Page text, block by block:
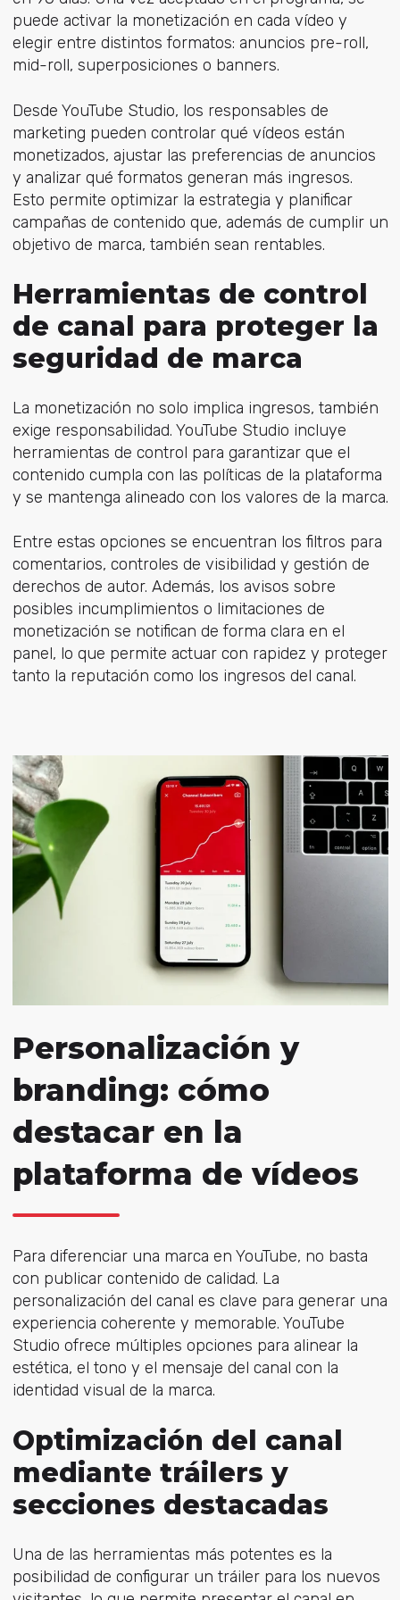
puede activar la monetización en cada vídeo y
elegir entre distintos formatos: anuncios pre-roll,
mid-roll, superposiciones o banners.
Desde YouTube Studio, los responsables de
marketing pueden controlar qué vídeos están
monetizados, ajustar las preferencias de anuncios
y analizar qué formatos generan más ingresos.
Esto permite optimizar la estrategia y planificar
campañas de contenido que, además de cumplir un
objetivo de marca, también sean rentables.
Herramientas de control
de canal para proteger la
seguridad de marca
La monetización no solo implica ingresos, también
exige responsabilidad. YouTube Studio incluye
herramientas de control para garantizar que el
contenido cumpla con las políticas de la plataforma
y se mantenga alineado con los valores de la marca.
Entre estas opciones se encuentran los filtros para
comentarios, controles de visibilidad y gestión de
derechos de autor. Además, los avisos sobre
posibles incumplimientos o limitaciones de
monetización se notifican de forma clara en el
panel, lo que permite actuar con rapidez y proteger
tanto la reputación como los ingresos del canal.
Personalización y
branding: cómo
destacar en la
plataforma de vídeos
Para diferenciar una marca en YouTube, no basta
con publicar contenido de calidad. La
personalización del canal es clave para generar una
experiencia coherente y memorable. YouTube
Studio ofrece múltiples opciones para alinear la
estética, el tono y el mensaje del canal con la
identidad visual de la marca.
Optimización del canal
mediante tráilers y
secciones destacadas
Una de las herramientas más potentes es la
posibilidad de configurar un tráiler para los nuevos